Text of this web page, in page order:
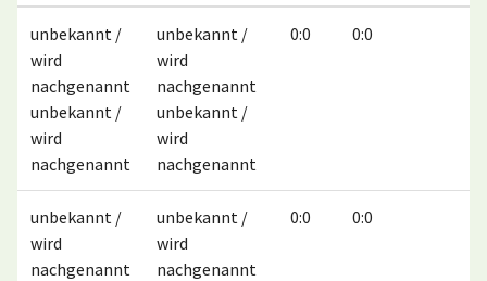
unbekannt /
wird
nachgenannt
unbekannt /
wird
nachgenannt
unbekannt /
wird
nachgenannt
unbekannt /
wird
nachgenannt
0:0 0:0
unbekannt /
wird
nachgenannt
unbekannt /
wird
nachgenannt
0:0 0:0